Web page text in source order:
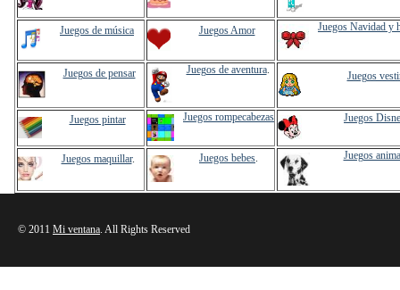
Juegos de música Juegos Amor Juegos Navidad y
Juegos de pensar Juegos de aventura. Juegos
Juegos pintar Juegos rompecabezas Juegos
Juegos maquillar. Juegos bebes. Juegos
© 2011 Mi ventana. All Rights Reserved